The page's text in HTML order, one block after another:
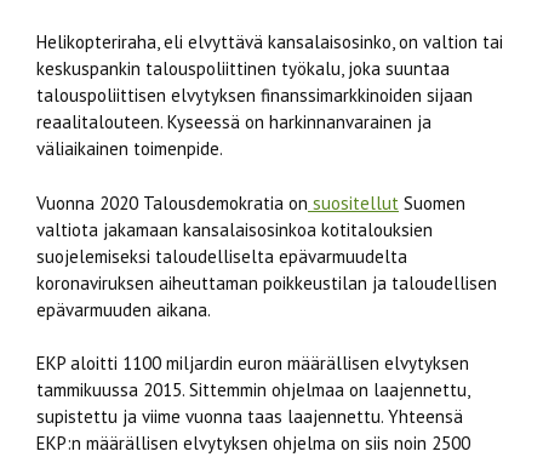
Helikopteriraha, eli elvyttävä kansalaisosinko, on valtion tai
keskuspankin talouspoliittinen työkalu, joka suuntaa
talouspoliittisen elvytyksen finanssimarkkinoiden sijaan
reaalitalouteen. Kyseessä on harkinnanvarainen ja
väliaikainen toimenpide.
Vuonna 2020 Talousdemokratia on suositellut Suomen
valtiota jakamaan kansalaisosinkoa kotitalouksien
suojelemiseksi taloudelliselta epävarmuudelta
koronaviruksen aiheuttaman poikkeustilan ja taloudellisen
epävarmuuden aikana.
EKP aloitti 1100 miljardin euron määrällisen elvytyksen
tammikuussa 2015. Sittemmin ohjelmaa on laajennettu,
supistettu ja viime vuonna taas laajennettu. Yhteensä
EKP:n määrällisen elvytyksen ohjelma on siis noin 2500